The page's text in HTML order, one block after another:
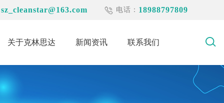
sz_cleanstar@163.com 电话： 18988797809
关于克林思达 新闻资讯 联系我们